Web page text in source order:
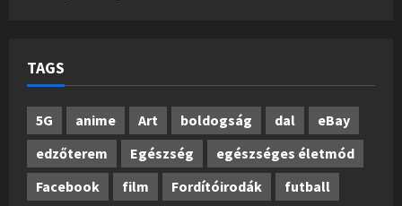
TAGS
5G anime Art boldogság dal
eBay
edzőterem
Egészség
egészséges életmód
Facebook
film Fordítóirodák
futball